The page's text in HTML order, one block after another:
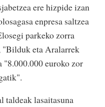
ere hizpide izan
enpresa saltzea
parkeko zorra
"Bilduk eta Aralarrek
"8.000.000 euroko zor
taldeak lasaitasuna